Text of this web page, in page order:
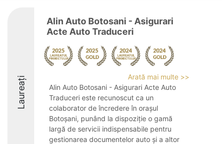
Laureați
Alin Auto Botosani - Asigurari
Acte Auto Traduceri
Arată mai multe >>
Alin Auto Botosani - Asigurari Acte Auto
Traduceri este recunoscut ca un
colaborator de încredere în orașul
Botoșani, punând la dispoziție o gamă
largă de servicii indispensabile pentru
gestionarea documentelor auto și a altor